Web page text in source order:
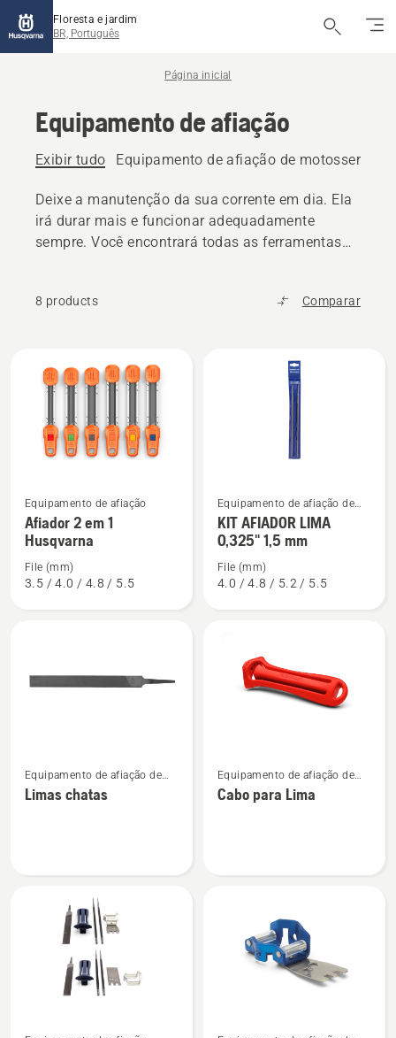
Floresta e jardim
BR, Português
Página inicial
Equipamento de afiação
Exibir tudo Equipamento de afiação de motosserra
Deixe a manutenção da sua corrente em dia. Ela
irá durar mais e funcionar adequadamente
sempre. Você encontrará todas as ferramentas
8 products Comparar
produtos
more
details
Afiador
Equipamento de afiação
Afiador 2 em 1
Husqvarna
File (mm)
3.5 / 4.0 / 4.8 / 5.5
more
details
about
KIT
Equipamento de afiação de
podadores
KIT AFIADOR LIMA
0,325" 1,5 mm
File (mm)
4.0 / 4.8 / 5.2 / 5.5
more
details
Equipamento de afiação de
motosserra
Limas chatas
more
details
Equipamento de afiação de
motosserra
Cabo para Lima